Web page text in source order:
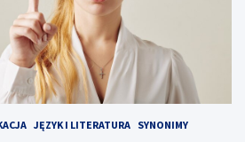
JĘZYK I LITERATURA SYNONIMY